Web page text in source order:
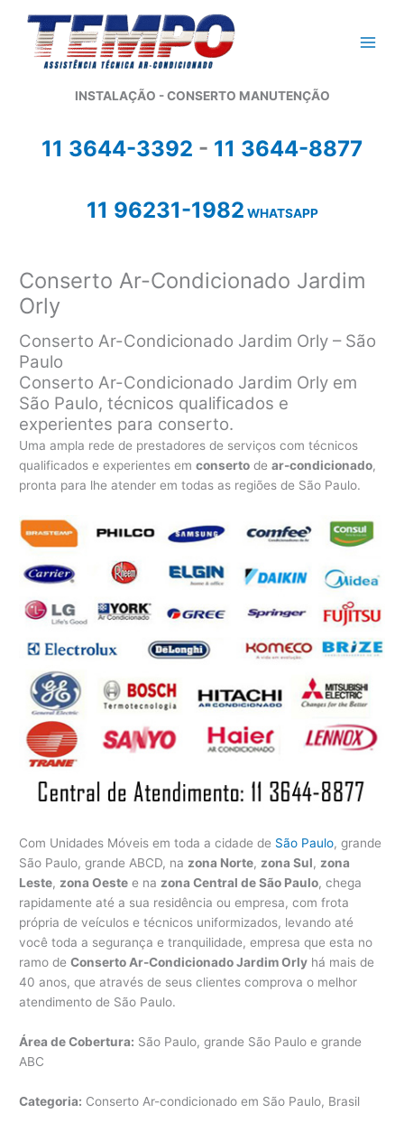
conteúdo
INSTALAÇÃO - CONSERTO MANUTENÇÃO
11 3644-3392 - 11 3644-8877
11 96231-1982 WHATSAPP
Conserto Ar-Condicionado Jardim
Orly
Conserto Ar-Condicionado Jardim Orly – São
Paulo
Conserto Ar-Condicionado Jardim Orly em
São Paulo, técnicos qualificados e
experientes para conserto.
Uma ampla rede de prestadores de serviços com técnicos
qualificados e experientes emconserto dear-condicionado,
pronta para lhe atender em todas as regiões de São Paulo.
Com Unidades Móveis em toda a cidade de São Paulo, grande
São Paulo, grande ABCD, na zona Norte, zona Sul, zona
Leste, zona Oeste e na zona Central de São Paulo, chega
rapidamente até a sua residência ou empresa, com frota
própria de veículos e técnicos uniformizados, levando até
você toda a segurança e tranquilidade, empresa que esta no
ramo deConserto Ar-Condicionado Jardim Orly há mais de
40 anos, que através de seus clientes comprova o melhor
atendimento de São Paulo.
Área de Cobertura: São Paulo, grande São Paulo e grande
ABC
Categoria: Conserto Ar-condicionado em São Paulo, Brasil